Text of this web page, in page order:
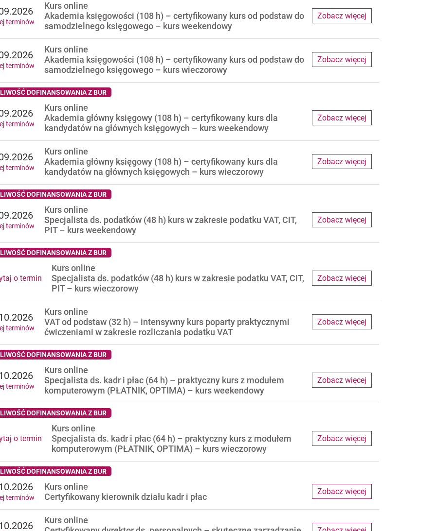
Zobacz więcej
Kurs online
Akademia księgowości (108 h) – certyfikowany kurs od podstaw do
samodzielnego księgowego – kurs weekendowy
terminów
Zobacz więcej
Kurs online
Akademia księgowości (108 h) – certyfikowany kurs od podstaw do
samodzielnego księgowego – kurs wieczorowy
terminów
DOFINANSOWANIA Z BUR
Zobacz więcej
Kurs online
Akademia główny księgowy (108 h) – certyfikowany kurs dla
kandydatów na głównych księgowych – kurs weekendowy
terminów
Zobacz więcej
Kurs online
Akademia główny księgowy (108 h) – certyfikowany kurs dla
kandydatów na głównych księgowych – kurs wieczorowy
terminów
DOFINANSOWANIA Z BUR
Zobacz więcej
Kurs online
Specjalista ds. podatków (48 h) kurs w zakresie podatku VAT, CIT,
PIT – kurs weekendowy
terminów
DOFINANSOWANIA Z BUR
Zobacz więcej
Kurs online
Specjalista ds. podatków (48 h) kurs w zakresie podatku VAT, CIT,
PIT – kurs wieczorowy
o termin
Zobacz więcej
Kurs online
VAT od podstaw (32 h) – intensywny kurs poparty praktycznymi
ćwiczeniami w zakresie rozliczania podatku VAT
terminów
DOFINANSOWANIA Z BUR
Zobacz więcej
Kurs online
Specjalista ds. kadr i płac (64 h) – praktyczny kurs z modułem
komputerowym (PŁATNIK, OPTIMA) – kurs weekendowy
terminów
DOFINANSOWANIA Z BUR
Zobacz więcej
Kurs online
Specjalista ds. kadr i płac (64 h) – praktyczny kurs z modułem
komputerowym (PŁATNIK, OPTIMA) – kurs wieczorowy
o termin
DOFINANSOWANIA Z BUR
Zobacz więcej
Kurs online
Certyfikowany kierownik działu kadr i płac
terminów
Kurs online